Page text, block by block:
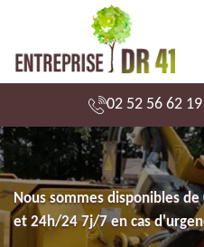
02 52 56 62 19
Nous sommes disponibles
et 24h/24 7j/7 en cas